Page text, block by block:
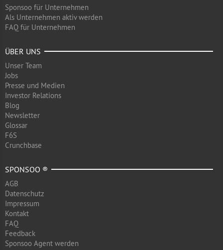
Sponsoo für Unternehmen
Als Unternehmen aktiv werden
FAQ für Unternehmen
ÜBER UNS
Unser Team
Jobs
Presse und Medien
Investor Relations
Blog
Newsletter
Glossar
F6S
Crunchbase
SPONSOO ®
AGB
Datenschutz
Impressum
Kontakt
FAQ
Feedback
Sponsoo Agent werden